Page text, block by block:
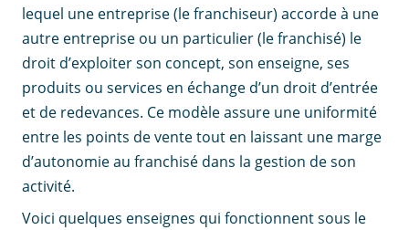
lequel une entreprise (le franchiseur) accorde à une
autre entreprise ou un particulier (le franchisé) le
droit d’exploiter son concept, son enseigne, ses
produits ou services en échange d’un droit d’entrée
et de redevances. Ce modèle assure une uniformité
entre les points de vente tout en laissant une marge
d’autonomie au franchisé dans la gestion de son
activité.
Voici quelques enseignes qui fonctionnent sous le